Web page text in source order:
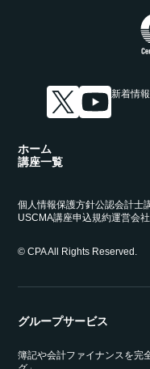
新着情
ホーム
講座一覧
個人情報保護方針公認会計士
USCMA講座申込規約運営会社
© CPA All Rights Reserved.
グループサービス
簿記や会計ファイナンスを完